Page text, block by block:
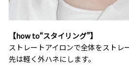
【how to“スタイリング”】
ストレートアイロンで全体をストレ
先は軽く外ハネにします。